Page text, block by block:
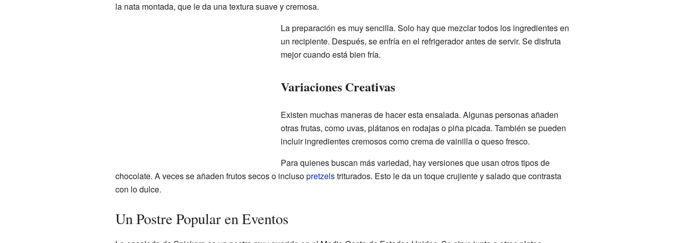
la nata montada, que le da una textura suave y cremosa.
La preparación es muy sencilla. Solo hay que mezclar todos los ingredientes en
un recipiente. Después, se enfría en el refrigerador antes de servir. Se disfruta
mejor cuando está bien fría.
Variaciones Creativas
Existen muchas maneras de hacer esta ensalada. Algunas personas añaden
otras frutas, como uvas, plátanos en rodajas o piña picada. También se pueden
incluir ingredientes cremosos como crema de vainilla o queso fresco.
Para quienes buscan más variedad, hay versiones que usan otros tipos de
chocolate. A veces se añaden frutos secos o inclusopretzelstriturados. Esto le da un toque crujiente y salado que contrasta
con lo dulce.
Un Postre Popular en Eventos